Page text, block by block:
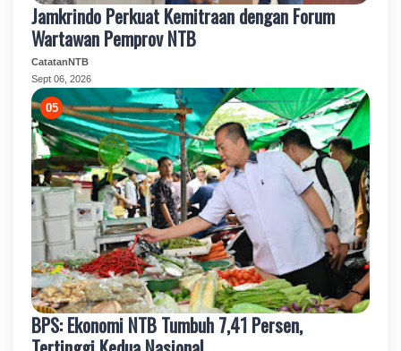
Jamkrindo Perkuat Kemitraan dengan Forum
Wartawan Pemprov NTB
CatatanNTB
Sept 06, 2026
BPS: Ekonomi NTB Tumbuh 7,41 Persen,